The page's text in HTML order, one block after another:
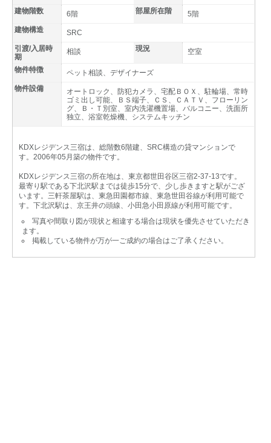
建物階数
6階 部屋所在階
5階
建物構造
SRC
引渡/入居時
期
相談 現況 空室
物件特徴
ペット相談、デザイナーズ
物件設備
オートロック、防犯カメラ、宅配ＢＯＸ、駐輪場、常時
ゴミ出し可能、ＢＳ端子、ＣＳ、ＣＡＴＶ、フローリン
グ、Ｂ・Ｔ別室、室内洗濯機置場、バルコニー、洗面所
独立、浴室乾燥機、システムキッチン
KDXレジデンス三宿は、総階数6階建、SRC構造の貸マンションで
す。2006年05月築の物件です。
KDXレジデンス三宿の所在地は、東京都世田谷区三宿2-37-13です。
最寄り駅である下北沢駅までは徒歩15分で、少し歩きますと駅がござ
います。三軒茶屋駅は、東急田園都市線、東急世田谷線が利用可能で
す。下北沢駅は、京王井の頭線、小田急小田原線が利用可能です。
写真や間取り図が現状と相違する場合は現状を優先させていただき
ます。
掲載している物件が万が一ご成約の場合はご了承ください。